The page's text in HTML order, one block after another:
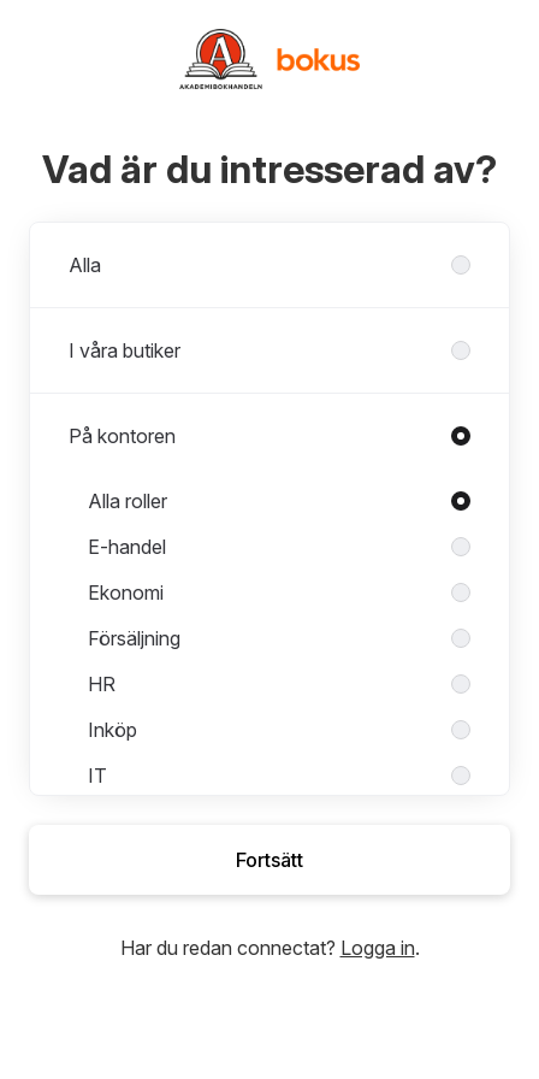
Vad är du intresserad av?
Alla
I våra butiker
På kontoren
Roller i På kontoren
Alla roller
E-handel
Ekonomi
Försäljning
HR
Inköp
IT
Fortsätt
Har du redan connectat? Logga in.